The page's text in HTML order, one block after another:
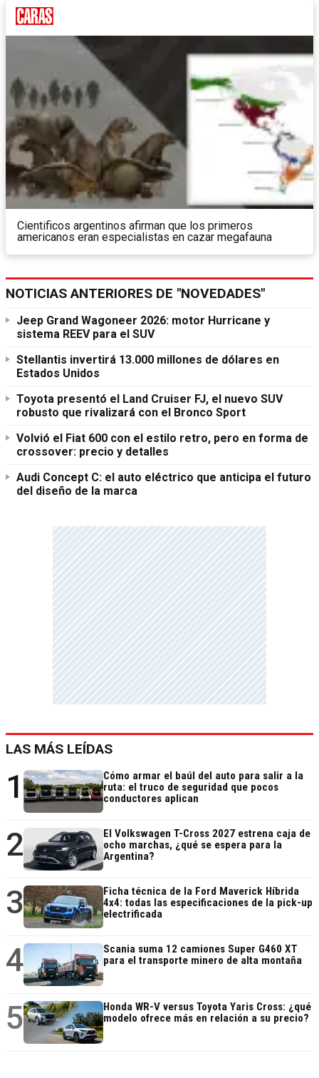
Cientificos argentinos afirman que los primeros
americanos eran especialistas en cazar megafauna
NOTICIAS ANTERIORES DE "NOVEDADES"
Jeep Grand Wagoneer 2026: motor Hurricane y
sistema REEV para el SUV
Stellantis invertirá 13.000 millones de dólares en
Estados Unidos
Toyota presentó el Land Cruiser FJ, el nuevo SUV
robusto que rivalizará con el Bronco Sport
Volvió el Fiat 600 con el estilo retro, pero en forma de
crossover: precio y detalles
Audi Concept C: el auto eléctrico que anticipa el futuro
del diseño de la marca
LAS MÁS LEÍDAS
1
Cómo armar el baúl del auto para salir a la
ruta: el truco de seguridad que pocos
conductores aplican
2
El Volkswagen T-Cross 2027 estrena caja de
ocho marchas, ¿qué se espera para la
Argentina?
3
Ficha técnica de la Ford Maverick Híbrida
4x4: todas las especificaciones de la pick-up
electrificada
4
Scania suma 12 camiones Super G460 XT
para el transporte minero de alta montaña
5
Honda WR-V versus Toyota Yaris Cross: ¿qué
modelo ofrece más en relación a su precio?